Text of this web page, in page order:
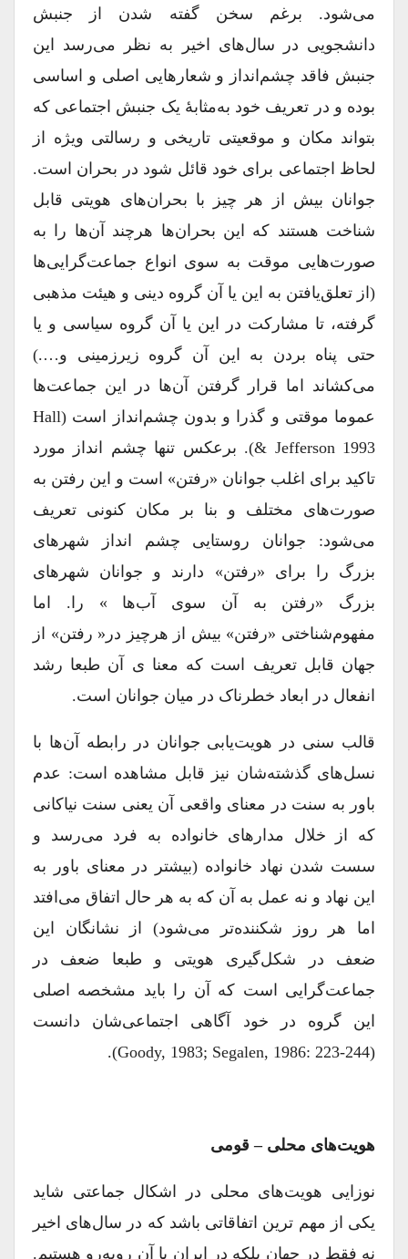
می‌شود. برغم سخن گفته شدن از جنبش
دانشجویی در سال‌های اخیر به نظر می‌رسد این
جنبش فاقد چشم‌انداز و شعارهایی اصلی و اساسی
بوده و در تعریف خود به‌مثابۀ یک جنبش اجتماعی که
بتواند مکان و موقعیتی تاریخی و رسالتی ویژه از
لحاظ اجتماعی برای خود قائل شود در بحران است.
جوانان بیش از هر چیز با بحران‌های هویتی قابل
شناخت هستند که این بحران‌ها هر‌چند آن‌ها را به
صورت‌هایی موقت به سوی انواع جماعت‌گرایی‌ها
(از تعلق‌یافتن به این یا آن گروه دینی و هیئت مذهبی
گرفته، تا مشارکت در این یا آن گروه سیاسی و یا
حتی پناه بردن به این آن گروه زیر‌زمینی و….)
می‌کشاند اما قرار گرفتن آن‌ها در این جماعت‌ها
عموما موقتی و گذرا و بدون چشم‌انداز است (Hall
& Jefferson 1993). بر‌عکس تنها چشم انداز مورد
تاکید برای اغلب جوانان «رفتن» است و این رفتن به
صورت‌های مختلف و بنا بر مکان کنونی تعریف
می‌شود: جوانان روستایی چشم انداز شهرهای
بزرگ را برای «رفتن» دارند و جوانان شهرهای
بزرگ «رفتن به آن سوی آب‌ها » را. اما
مفهوم‌شناختی «رفتن» بیش از هر‌چیز در« رفتن» از
جهان قابل تعریف است که معنا ی آن طبعا رشد
انفعال در ابعاد خطرناک در میان جوانان است.
قالب سنی در هویت‌یابی جوانان در رابطه آن‌ها با
نسل‌های گذشته‌شان نیز قابل مشاهده است: عدم
باور به سنت در معنای واقعی آن یعنی سنت نیاکانی
که از خلال مدارهای خانواده به فرد می‌رسد و
سست شدن نهاد خانواده (بیشتر در معنای باور به
این نهاد و نه عمل به آن که به هر حال اتفاق می‌افتد
اما هر روز شکننده‌تر می‌شود) از نشانگان این
ضعف در شکل‌گیری هویتی و طبعا ضعف در
جماعت‌گرایی است که آن را باید مشخصه اصلی
این گروه در خود آگاهی اجتماعی‌شان دانست
هویت‌های محلی – قومی
نوزایی هویت‌های محلی در اشکال جماعتی شاید
یکی از مهم ترین اتفاقاتی باشد که در سال‌های اخیر
نه فقط در جهان بلکه در ایران با آن روبه‌رو هستیم.